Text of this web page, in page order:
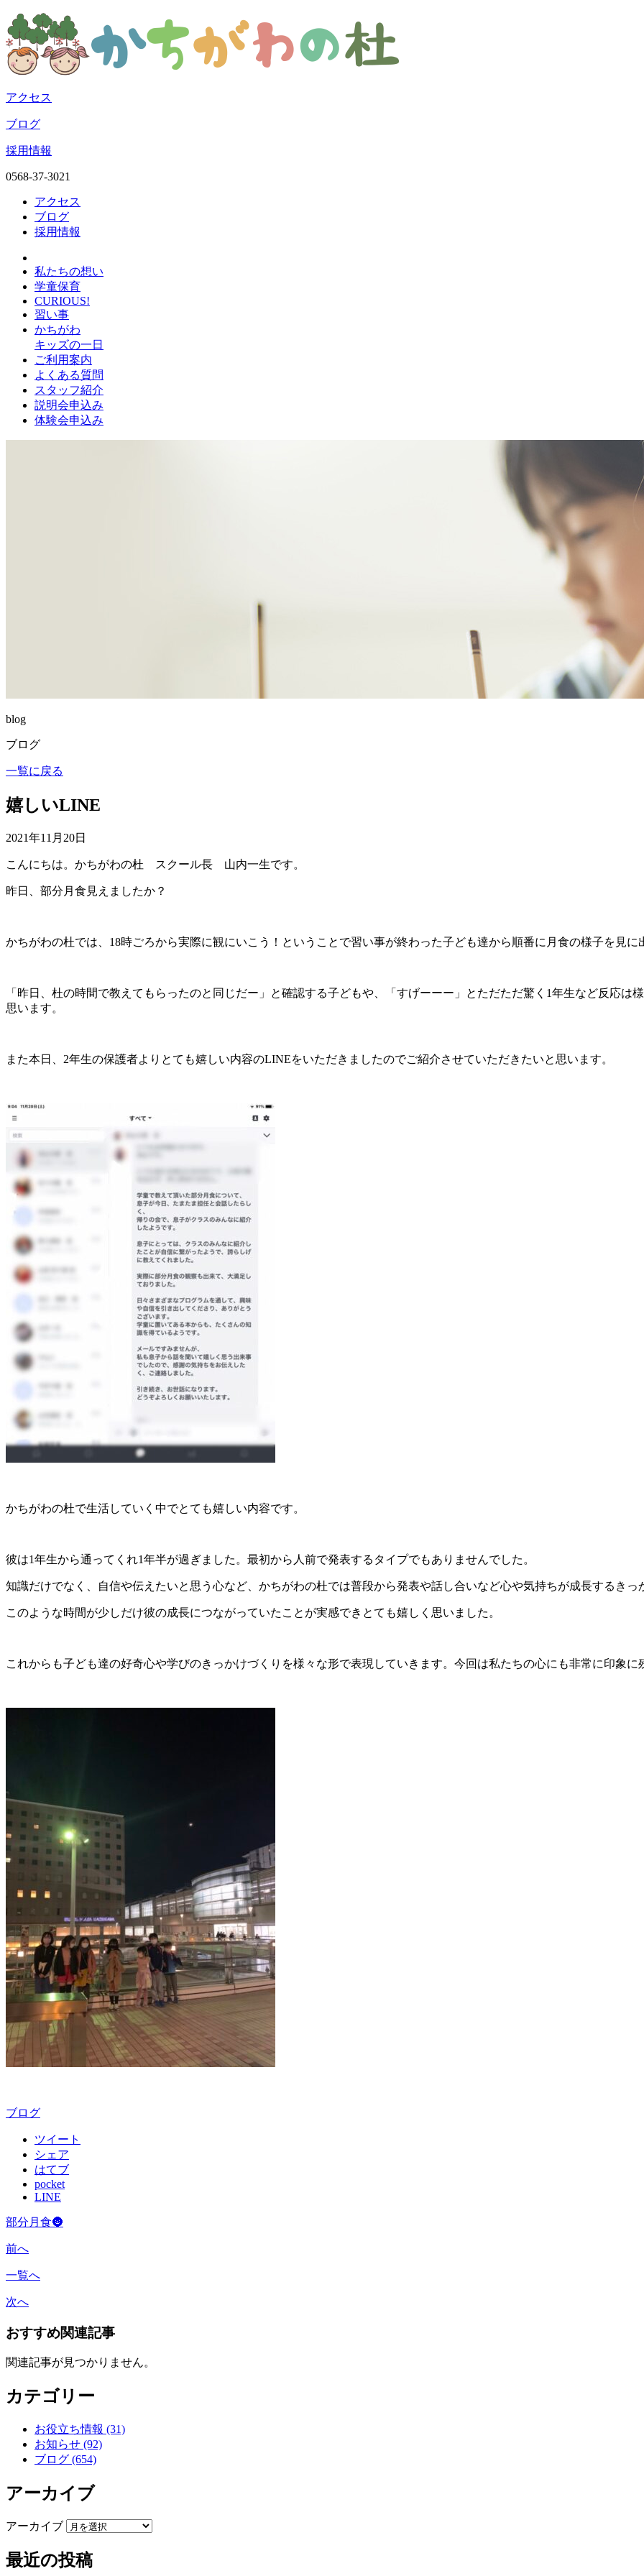
アクセス
ブログ
採用情報
0568-37-3021
アクセス
ブログ
採用情報
私たちの想い
学童保育
CURIOUS!
習い事
かちがわ
キッズの一日
ご利用案内
よくある質問
スタッフ紹介
説明会申込み
体験会申込み
blog
ブログ
一覧に戻る
嬉しいLINE
2021年11月20日
こんにちは。かちがわの杜 スクール長 山内一生です。
昨日、部分月食見えましたか？
かちがわの杜では、18時ごろから実際に観にいこう！ということで習い事が終わった子ども達から順番に月食の様子を見に
「昨日、杜の時間で教えてもらったのと同じだー」と確認する子どもや、「すげーーー」とただただ驚く1年生など反応は
思います。
また本日、2年生の保護者よりとても嬉しい内容のLINEをいただきましたのでご紹介させていただきたいと思います。
かちがわの杜で生活していく中でとても嬉しい内容です。
彼は1年生から通ってくれ1年半が過ぎました。最初から人前で発表するタイプでもありませんでした。
知識だけでなく、自信や伝えたいと思う心など、かちがわの杜では普段から発表や話し合いなど心や気持ちが成長するきっ
このような時間が少しだけ彼の成長につながっていたことが実感できとても嬉しく思いました。
これからも子ども達の好奇心や学びのきっかけづくりを様々な形で表現していきます。今回は私たちの心にも非常に印象に
ブログ
ツイート
シェア
はてブ
pocket
LINE
部分月食🌚
前へ
一覧へ
次へ
おすすめ関連記事
関連記事が見つかりません。
カテゴリー
お役立ち情報 (31)
お知らせ (92)
ブログ (654)
アーカイブ
アーカイブ
最近の投稿